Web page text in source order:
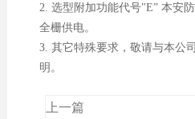
2. 选型附加功能代号"E” 本安
全栅供电。
3. 其它特殊要求，敬请与本公
明。
上一篇